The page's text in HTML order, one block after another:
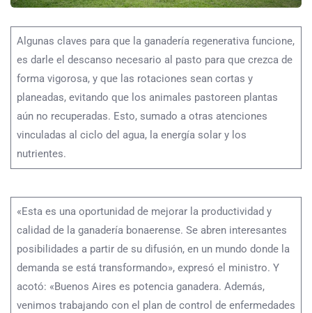
Algunas claves para que la ganadería regenerativa funcione,
es darle el descanso necesario al pasto para que crezca de
forma vigorosa, y que las rotaciones sean cortas y
planeadas, evitando que los animales pastoreen plantas
aún no recuperadas. Esto, sumado a otras atenciones
vinculadas al ciclo del agua, la energía solar y los
nutrientes.
«Esta es una oportunidad de mejorar la productividad y
calidad de la ganadería bonaerense. Se abren interesantes
posibilidades a partir de su difusión, en un mundo donde la
demanda se está transformando», expresó el ministro. Y
acotó: «Buenos Aires es potencia ganadera. Además,
venimos trabajando con el plan de control de enfermedades